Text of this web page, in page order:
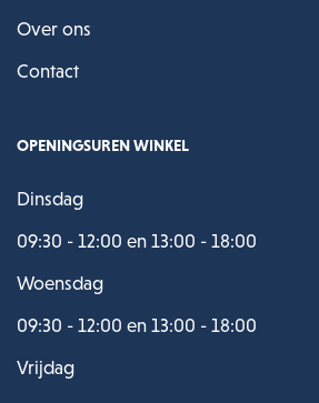
Over ons
Contact
OPENINGSUREN WINKEL
Dinsdag
09:30 - 12:00 en 13:00 - 18:00
Woensdag
09:30 - 12:00 en 13:00 - 18:00
Vrijdag